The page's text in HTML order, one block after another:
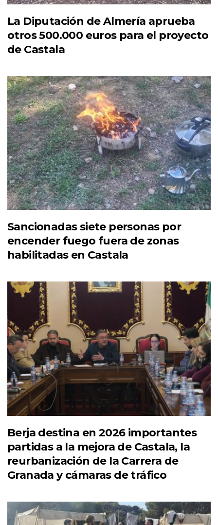
La Diputación de Almería aprueba
otros 500.000 euros para el proyecto
de Castala
Sancionadas siete personas por
encender fuego fuera de zonas
habilitadas en Castala
Berja destina en 2026 importantes
partidas a la mejora de Castala, la
reurbanización de la Carrera de
Granada y cámaras de tráfico